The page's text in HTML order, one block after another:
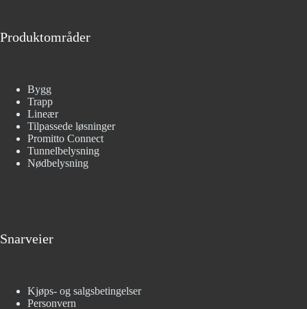
Produktområder
Bygg
Trapp
Lineær
Tilpassede løsninger
Promitto Connect
Tunnelbelysning
Nødbelysning
Snarveier
Kjøps- og salgsbetingelser
Personvern